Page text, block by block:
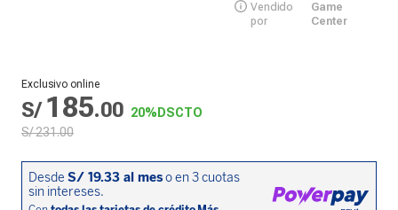
Vendido
por
Game
Center
Exclusivo online
S/ 185.00 20% DSCTO
S/231.00